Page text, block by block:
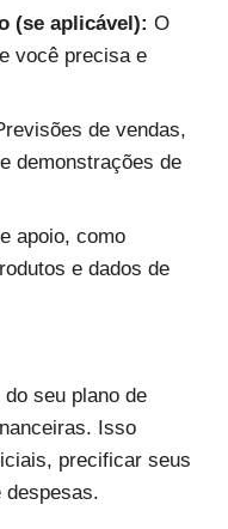
(se aplicável): O
você precisa e
de vendas,
demonstrações de
apoio, como
e dados de
seu plano de
Isso
precificar seus
despesas.